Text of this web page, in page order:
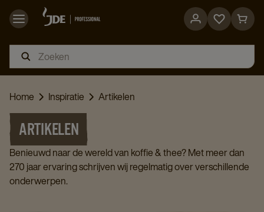
Go
page
Go
page
Home Inspiratie Artikelen
ARTIKELEN
Benieuwd naar de wereld van koffie & thee? Met meer dan
270 jaar ervaring schrijven wij regelmatig over verschillende
onderwerpen.